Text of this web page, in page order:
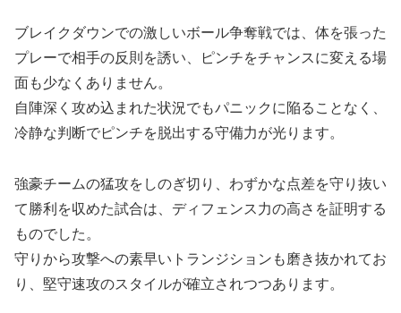
ブレイクダウンでの激しいボール争奪戦では、体を張った
プレーで相手の反則を誘い、ピンチをチャンスに変える場
面も少なくありません。
自陣深く攻め込まれた状況でもパニックに陥ることなく、
冷静な判断でピンチを脱出する守備力が光ります。
強豪チームの猛攻をしのぎ切り、わずかな点差を守り抜い
て勝利を収めた試合は、ディフェンス力の高さを証明する
ものでした。
守りから攻撃への素早いトランジションも磨き抜かれてお
り、堅守速攻のスタイルが確立されつつあります。